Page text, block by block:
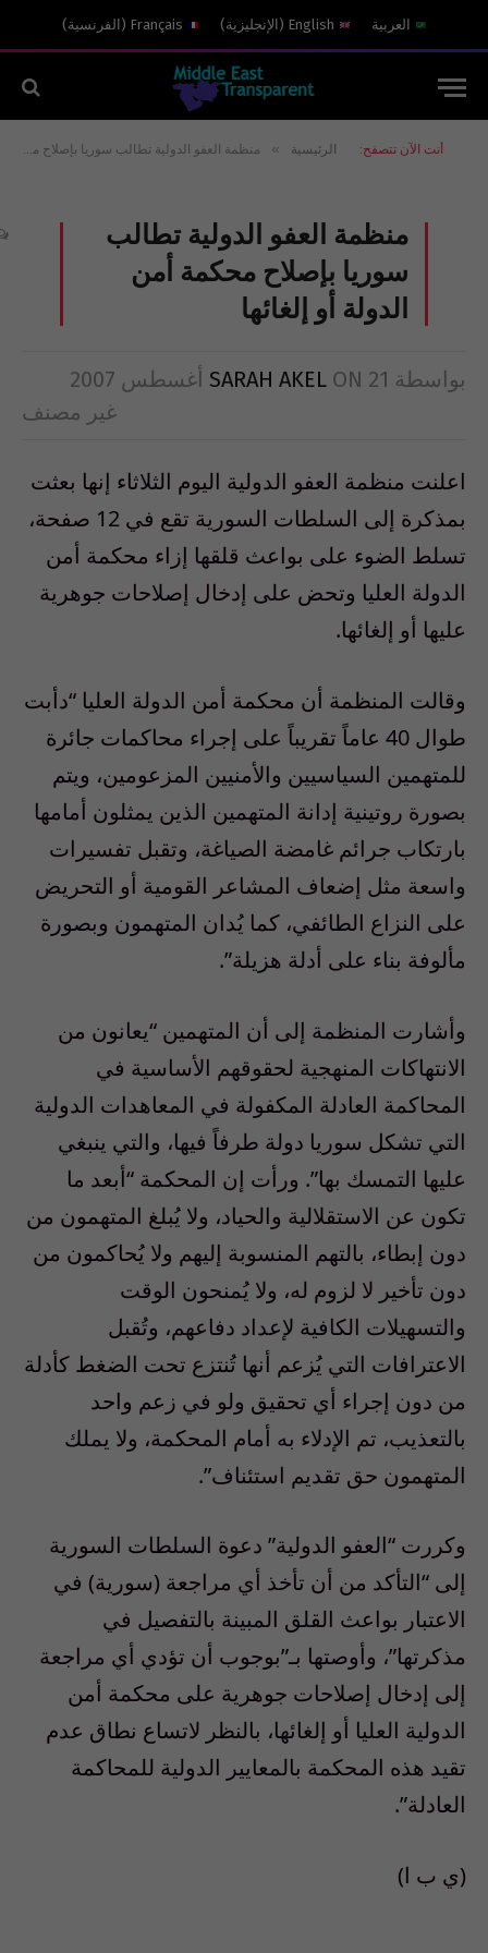
العربية English
( الإنجليزية)
Français
( الفرنسية)
أنت الآن تتصفح: الرئيسية » منظمة العفو الدولية تطالب سوريا بإصلاح محكمة أمن الدولة أو إلغائها
منظمة العفو الدولية تطالب
سوريا بإصلاح محكمة أمن
الدولة أو إلغائها
بواسطة SARAH AKEL ON 21 أغسطس 2007
غير مصنف
اعلنت منظمة العفو الدولية اليوم الثلاثاء إنها بعثت
بمذكرة إلى السلطات السورية تقع في 12 صفحة،
تسلط الضوء على بواعث قلقها إزاء محكمة أمن
الدولة العليا وتحض على إدخال إصلاحات جوهرية
عليها أو إلغائها.
وقالت المنظمة أن محكمة أمن الدولة العليا “دأبت
طوال 40 عاماً تقريباً على إجراء محاكمات جائرة
للمتهمين السياسيين والأمنيين المزعومين، ويتم
بصورة روتينية إدانة المتهمين الذين يمثلون أمامها
بارتكاب جرائم غامضة الصياغة، وتقبل تفسيرات
واسعة مثل إضعاف المشاعر القومية أو التحريض
على النزاع الطائفي، كما يُدان المتهمون وبصورة
مألوفة بناء على أدلة هزيلة”.
وأشارت المنظمة إلى أن المتهمين “يعانون من
الانتهاكات المنهجية لحقوقهم الأساسية في
المحاكمة العادلة المكفولة في المعاهدات الدولية
التي تشكل سوريا دولة طرفاً فيها، والتي ينبغي
عليها التمسك بها”. ورأت إن المحكمة “أبعد ما
تكون عن الاستقلالية والحياد، ولا يُبلغ المتهمون من
دون إبطاء، بالتهم المنسوبة إليهم ولا يُحاكمون من
دون تأخير لا لزوم له، ولا يُمنحون الوقت
والتسهيلات الكافية لإعداد دفاعهم، وتُقبل
الاعترافات التي يُزعم أنها تُنتزع تحت الضغط كأدلة
من دون إجراء أي تحقيق ولو في زعم واحد
بالتعذيب، تم الإدلاء به أمام المحكمة، ولا يملك
المتهمون حق تقديم استئناف”.
وكررت “العفو الدولية” دعوة السلطات السورية
إلى “التأكد من أن تأخذ أي مراجعة (سورية) في
الاعتبار بواعث القلق المبينة بالتفصيل في
مذكرتها”، وأوصتها بـ”بوجوب أن تؤدي أي مراجعة
إلى إدخال إصلاحات جوهرية على محكمة أمن
الدولية العليا أو إلغائها، بالنظر لاتساع نطاق عدم
تقيد هذه المحكمة بالمعايير الدولية للمحاكمة
العادلة”.
(ي ب ا)